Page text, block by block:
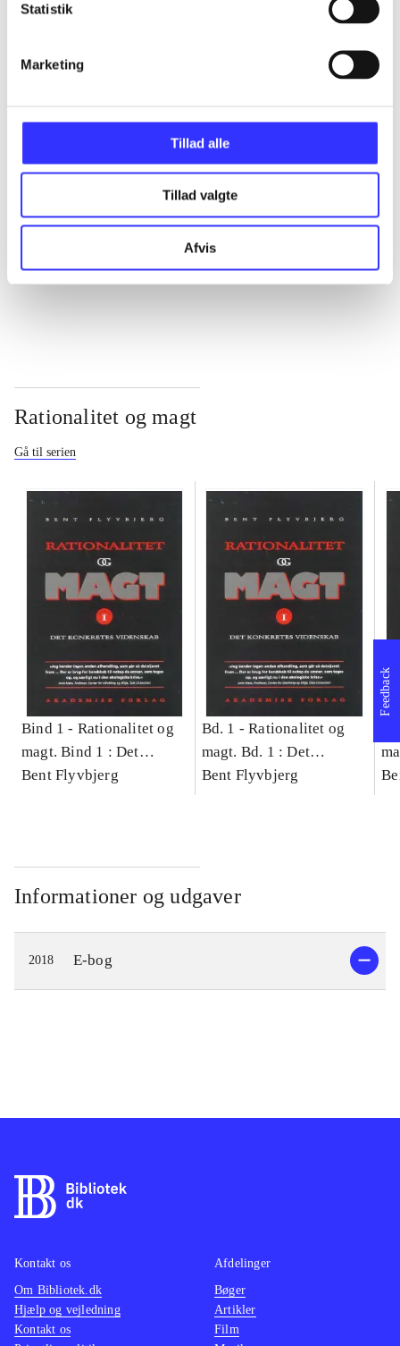
Statistik
Marketing
Tillad alle
Tillad valgte
Afvis
...
...
Rationalitet og magt
Gå til serien
Bind 1 - Rationalitet og
magt. Bind 1 : Det
konkretes videnskab
Bent Flyvbjerg
Bd. 1 -Rationalitet og
magt. Bd. 1 : Det
konkretes videnskab
Bent Flyvbjerg
Informationer og udgaver
2018 E-bog
Feedback
Kontakt os
Om Bibliotek.dk
Hjælp og vejledning
Kontakt os
Afdelinger
Bøger
Artikler
Film